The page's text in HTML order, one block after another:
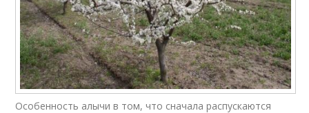
Особенность алычи в том, что сначала распускаются